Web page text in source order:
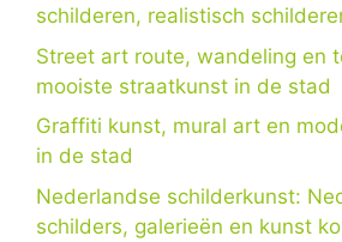
schilderen, realistisch
Street art route, wandeling en
mooiste straatkunst in de stad
Graffiti kunst, mural art en
in de stad
Nederlandse schilderkunst:
schilders, galerieën en kunst